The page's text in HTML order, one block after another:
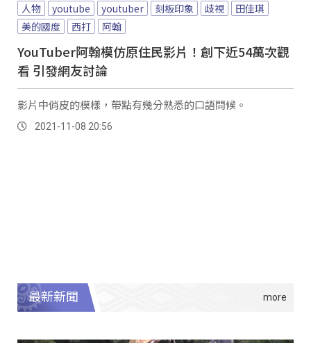
人物 youtube youtuber 刻板印象 歧視
田佳琪
美的國度
西打 阿翰
YouTuber阿翰模仿原住民影片！創下近54萬次觀
看 引發網友討論
影片中俏皮的模樣，帶點有幾分熟悉的口語問候。
2021-11-08 20:56
最新新聞